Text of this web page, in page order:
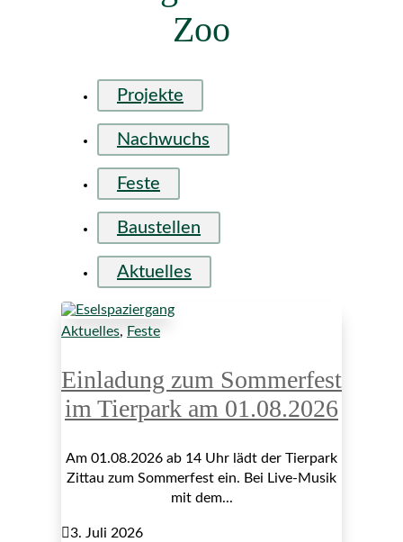
Zoo
Projekte
Nachwuchs
Feste
Baustellen
Aktuelles
Aktuelles, Feste
Einladung zum Sommerfest
im Tierpark am 01.08.2026
Am 01.08.2026 ab 14 Uhr lädt der Tierpark
Zittau zum Sommerfest ein. Bei Live-Musik
mit dem...
3. Juli 2026